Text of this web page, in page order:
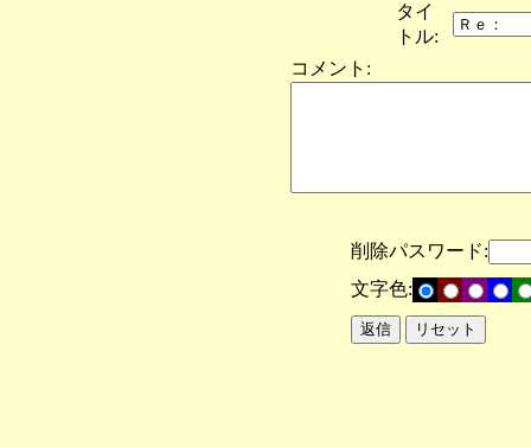
タイ
トル:
コメント:
削除パスワード:
文字色: